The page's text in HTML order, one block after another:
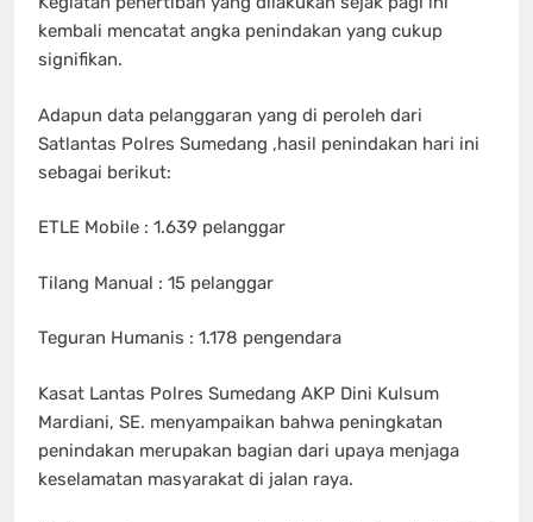
kembali mencatat angka penindakan yang cukup
signifikan.
Adapun data pelanggaran yang di peroleh dari
Satlantas Polres Sumedang ,hasil penindakan hari ini
sebagai berikut:
ETLE Mobile : 1.639 pelanggar
Tilang Manual : 15 pelanggar
Teguran Humanis : 1.178 pengendara
Kasat Lantas Polres Sumedang AKP Dini Kulsum
Mardiani, SE. menyampaikan bahwa peningkatan
penindakan merupakan bagian dari upaya menjaga
keselamatan masyarakat di jalan raya.